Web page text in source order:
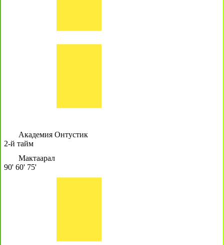
Академия Онтустик
2-й тайм
Мактаарал
90' 60' 75'